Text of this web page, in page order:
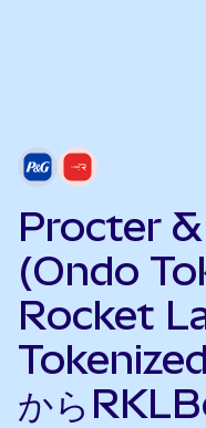
Procter
(Ondo
Rocket
から